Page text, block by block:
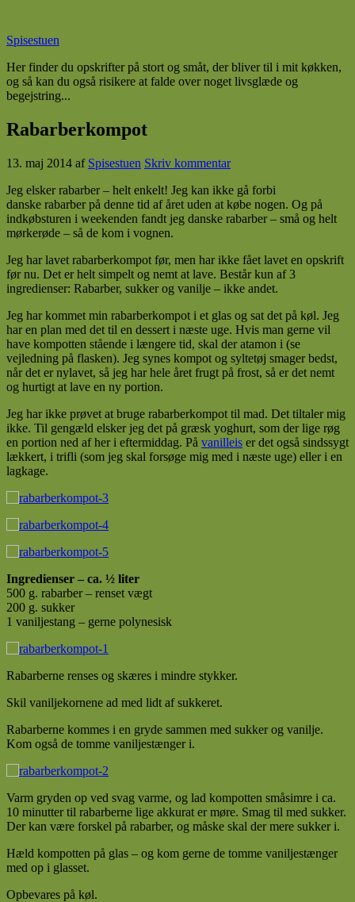
Spisestuen
Her finder du opskrifter på stort og småt, der bliver til i mit køkken,
og så kan du også risikere at falde over noget livsglæde og
begejstring...
Rabarberkompot
13. maj 2014 af Spisestuen Skriv kommentar
Jeg elsker rabarber – helt enkelt! Jeg kan ikke gå forbi
danske rabarber på denne tid af året uden at købe nogen. Og på
indkøbsturen i weekenden fandt jeg danske rabarber – små og helt
mørkerøde – så de kom i vognen.
Jeg har lavet rabarberkompot før, men har ikke fået lavet en opskrift
før nu. Det er helt simpelt og nemt at lave. Består kun af 3
ingredienser: Rabarber, sukker og vanilje – ikke andet.
Jeg har kommet min rabarberkompot i et glas og sat det på køl. Jeg
har en plan med det til en dessert i næste uge. Hvis man gerne vil
have kompotten stående i længere tid, skal der atamon i (se
vejledning på flasken). Jeg synes kompot og syltetøj smager bedst,
når det er nylavet, så jeg har hele året frugt på frost, så er det nemt
og hurtigt at lave en ny portion.
Jeg har ikke prøvet at bruge rabarberkompot til mad. Det tiltaler mig
ikke. Til gengæld elsker jeg det på græsk yoghurt, som der lige røg
en portion ned af her i eftermiddag. På vanilleis er det også sindssygt
lækkert, i trifli (som jeg skal forsøge mig med i næste uge) eller i en
lagkage.
Ingredienser – ca. ½ liter
500 g. rabarber – renset vægt
200 g. sukker
1 vaniljestang – gerne polynesisk
Rabarberne renses og skæres i mindre stykker.
Skil vaniljekornene ad med lidt af sukkeret.
Rabarberne kommes i en gryde sammen med sukker og vanilje.
Kom også de tomme vaniljestænger i.
Varm gryden op ved svag varme, og lad kompotten småsimre i ca.
10 minutter til rabarberne lige akkurat er møre. Smag til med sukker.
Der kan være forskel på rabarber, og måske skal der mere sukker i.
Hæld kompotten på glas – og kom gerne de tomme vaniljestænger
med op i glasset.
Opbevares på køl.